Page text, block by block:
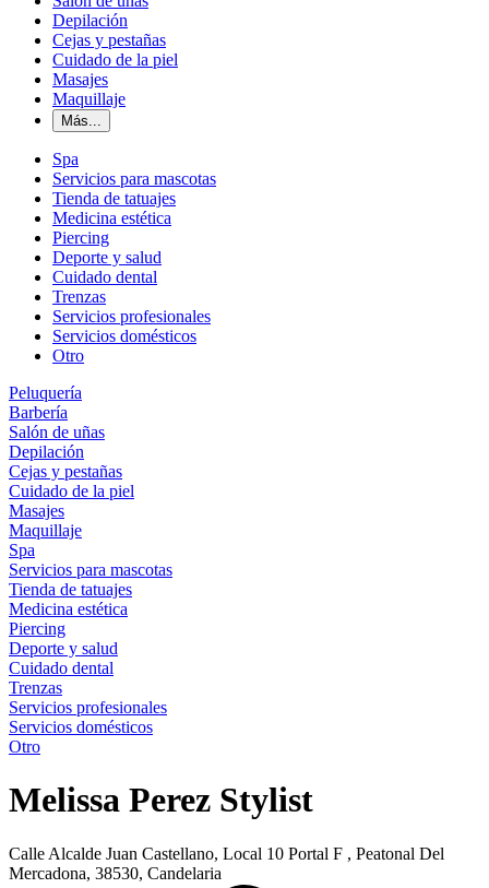
Depilación
Cejas y pestañas
Cuidado de la piel
Masajes
Maquillaje
Más...
Spa
Servicios para mascotas
Tienda de tatuajes
Medicina estética
Piercing
Deporte y salud
Cuidado dental
Trenzas
Servicios profesionales
Servicios domésticos
Otro
Peluquería
Barbería
Salón de uñas
Depilación
Cejas y pestañas
Cuidado de la piel
Masajes
Maquillaje
Spa
Servicios para mascotas
Tienda de tatuajes
Medicina estética
Piercing
Deporte y salud
Cuidado dental
Trenzas
Servicios profesionales
Servicios domésticos
Otro
Melissa Perez Stylist
Calle Alcalde Juan Castellano, Local 10 Portal F , Peatonal Del
Mercadona, 38530, Candelaria